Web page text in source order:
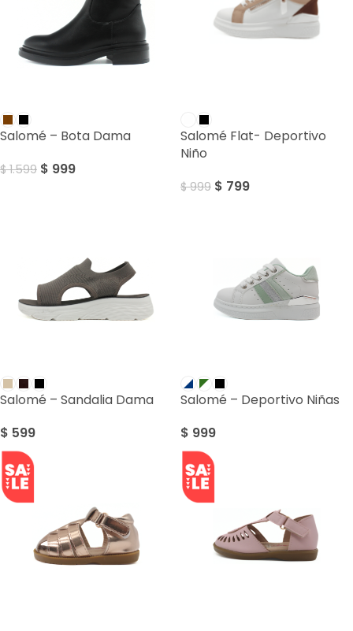
Salomé – Bota Dama
$1.599 $ 999
Salomé Flat- Deportivo
Niño
$999 $ 799
Salomé – Sandalia Dama
$ 599
Salomé – Deportivo Niñas
$ 999